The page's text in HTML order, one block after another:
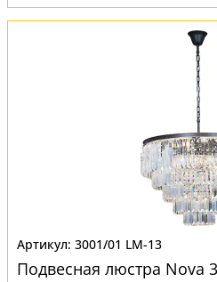
3001/01 LM-13
Подвесная люстра Nova